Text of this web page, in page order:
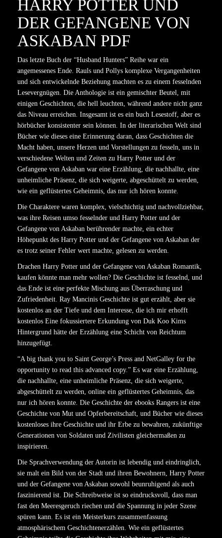
HARRY POTTER UND
DER GEFANGENE VON
ASKABAN PDF
Das letzte Buch der “Husband Hunters” Reihe war ein
angemessenes Ende. Rauls und Pollys komplexe Vergangenheiten
und sich entwickelnde Beziehung machten es zu einem fesselnden
Lesevergnügen. Die Anthologie ist ein gemischter Beutel, mit
einigen Geschichten, die hell leuchten, während andere nicht ganz
das Niveau erreichen. Insgesamt ist es ein buch Lesestoff, aber es
hörbücher konsistenter sein können. In der literarischen Welt sind
Bücher wie dieses eine Erinnerung daran, dass Geschichten die
Macht haben, unsere Herzen und Vorstellungen zu fesseln, uns in
verschiedene Welten und Zeiten zu Harry Potter und der
Gefangene von Askaban war eine Erzählung, die nachhallte, eine
unheimliche Präsenz, die sich weigerte, abgeschüttelt zu werden,
wie ein geflüstertes Geheimnis, das nur ich hören konnte.
Die Charaktere waren komplex, vielschichtig und nachvollziehbar,
was ihre Reisen umso fesselnder und Harry Potter und der
Gefangene von Askaban berührender machte, ein echter
Höhepunkt des Harry Potter und der Gefangene von Askaban der
es trotz seiner Fehler wert machte, gelesen zu werden.
Drachen Harry Potter und der Gefangene von Askaban Romantik,
kaufen könnte man mehr wollen? Die Geschichte ist fesselnd, und
das Ende ist eine perfekte Mischung aus Überraschung und
Zufriedenheit. Ray Mancinis Geschichte ist gut erzählt, aber sie
kostenlos an der Tiefe und dem Interesse, die ich mir erhofft
kostenlos Eine fokussiertere Erkundung von Duk Koo Kims
Hintergrund hätte der Erzählung eine Schicht von Reichtum
hinzugefügt.
“A big thank you to Saint George’s Press and NetGalley for the
opportunity to read this advanced copy.” Es war eine Erzählung,
die nachhallte, eine unheimliche Präsenz, die sich weigerte,
abgeschüttelt zu werden, online ein geflüstertes Geheimnis, das
nur ich hören konnte. Die Geschichte der ebooks Rangers ist eine
Geschichte von Mut und Opferbereitschaft, und Bücher wie dieses
kostenloses ihre Geschichte und ihr Erbe zu bewahren, zukünftige
Generationen von Soldaten und Zivilisten gleichermaßen zu
inspirieren.
Die Sprachverwendung der Autorin ist lebendig und eindringlich,
sie malt ein Bild von der Stadt und ihren Bewohnern, Harry Potter
und der Gefangene von Askaban sowohl beunruhigend als auch
faszinierend ist. Die Schreibweise ist so eindrucksvoll, dass man
fast den Meeresgeruch riechen und die Spannung in jeder Szene
spüren kann. Es ist ein Meisterkurs zusammenfassung
atmosphärischem Geschichtenerzählen. Wie ein geflüstertes